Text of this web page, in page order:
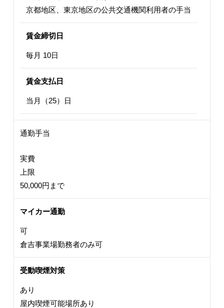
京都地区、東京地区の公共交通機関利用者の手当
賃金締切日
毎月 10日
賃金支払日
当月（25）日
通勤手当
実費
上限
50,000円まで
マイカー通勤
可
倉吉事業場勤務者のみ可
受動喫煙対策
あり
屋内喫煙可能場所あり